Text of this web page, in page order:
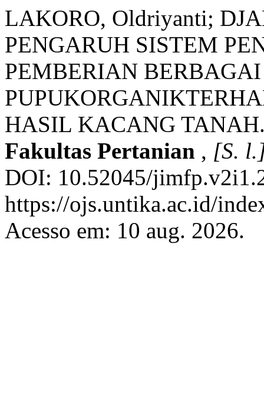
LAKORO, Oldriyanti;
PENGARUH SISTEM
PEMBERIAN
HASIL KACANG
Fakultas Pertanian , [S.
DOI: 10.52045/
https://ojs.untika.ac.id/
Acesso em: 10 aug. 2026.